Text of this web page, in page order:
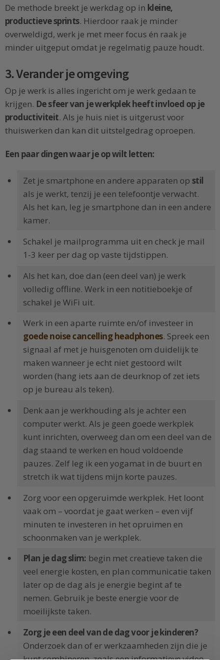
De methode breekt je werkdag op in kleine,
productieve sprints. Hierdoor raak je minder
overweldigd, werk je met meer focus én raak je
minder uitgeput omdat je regelmatig pauze houdt.
3. Verander je omgeving
Op je werk is alles ingericht om je werk gedaan te
krijgen. De sfeer van je werkplek heeft invloed op je
productiviteit. Als je huis niet is uitgerust voor
thuiswerken dan kan dit uitstelgedrag oproepen.
Een paar dingen waar je op wilt letten:
Zet je smartphone en andere apparaten op stil
als je werkt, tenzij je een telefoontje verwacht.
Als het kan, leg je smartphone dan in een andere
kamer.
Schakel je mailprogramma uit en check je mail
1-3 keer per dag op vaste tijdstippen.
Als het kan, doe dan (een deel van) je werk
volledig offline. Werk in een notitieboekje of
schakel je WiFi uit.
Werk in een aparte ruimte en/of investeer in
goede noise cancelling headphones. Spreek een
signaal af met je huisgenoten om duidelijk te
maken wanneer je echt niet gestoord wilt
worden (hang iets aan de deurknop of zet iets
op je bureau als teken).
Denk aan je werkhouding als je achter een
computer werkt. Als je geen goede werkplek
kunt inrichten, overweeg dan om een deel van de
dag staand te werken en houd voldoende
pauzes. Zelf leg ik een yogamat in de buurt en
stretch ik wat tijdens mijn korte pauzes.
Zorg voor een opgeruimde werkplek. Het loont
vaak om – voordat je gaat werken – even vijf
minuten te investeren in het opruimen en
schoonmaken van je werkplek.
Plan je dag slim: begin met creatieve taken die
veel energie kosten, en plan communicatie taken
later op de dag als je energie begint af te
nemen. Gebruik je beste energie voor de
moeilijkste taken.
Zorg je een deel van de dag voor je kinderen?
Onderzoek dan of er werkzaamheden zijn die je